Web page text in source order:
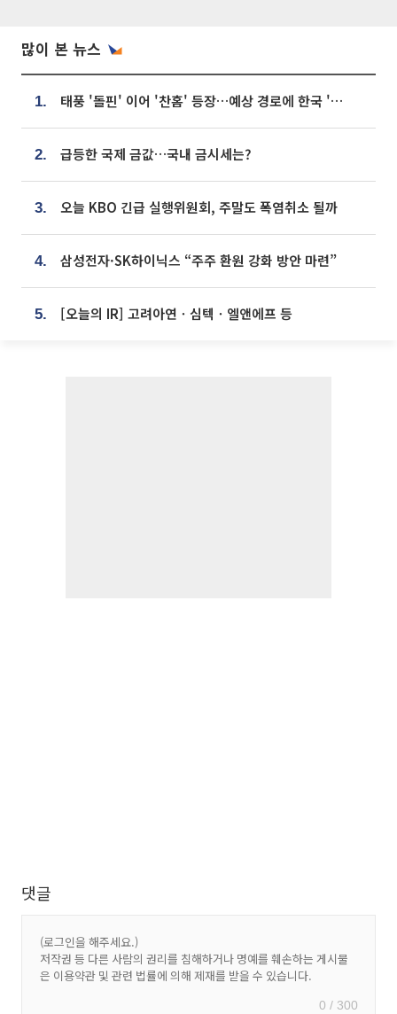
많이 본 뉴스
1. 태풍 '돌핀' 이어 '찬홈' 등장…예상 경로에 한국 '한숨'
2. 급등한 국제 금값…국내 금시세는?
3. 오늘 KBO 긴급 실행위원회, 주말도 폭염취소 될까
4. 삼성전자·SK하이닉스 “주주 환원 강화 방안 마련”
5. [오늘의 IR] 고려아연ㆍ심텍ㆍ엘앤에프 등
댓글
0 / 300